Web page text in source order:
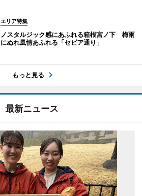
エリア特集
ノスタルジック感にあふれる箱根宮ノ下 梅雨
にぬれ風情あふれる「セピア通り」
もっと見る
最新ニュース